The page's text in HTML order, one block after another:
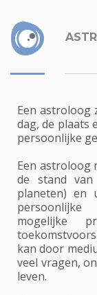
Een astroloog
dag, de plaats
persoonlijke
Een astroloog
de stand van
planeten) en
persoonlijke
mogelijke
kan door
veel vragen,
leven.